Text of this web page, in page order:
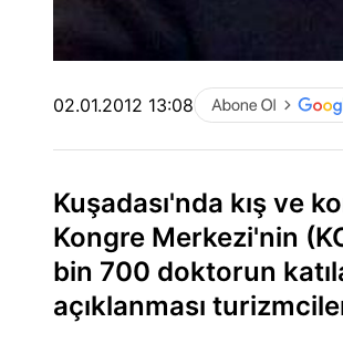
02.01.2012 13:08
Kuşadası'nda kış ve
Kongre Merkezi'nin
bin 700 doktorun
açıklanması